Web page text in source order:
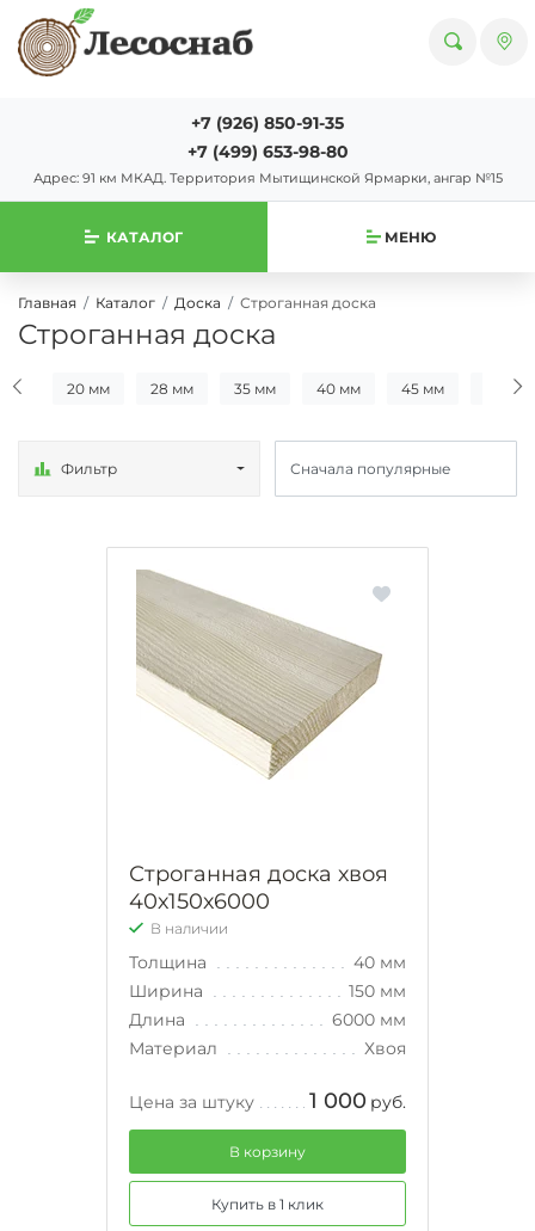
+7 (926) 850-91-35
+7 (499) 653-98-80
Адрес: 91 км МКАД. Территория Мытищинской Ярмарки, ангар №15
КАТАЛОГ МЕНЮ
Главная Каталог Доска Строганная доска
Строганная доска
мм 20 мм 28 мм 35 мм 40 мм 45 мм 50 мм
Фильтр
Строганная доска хвоя
40х150х6000
В наличии
Толщина
40 мм
Ширина
150 мм
Длина
6000 мм
Материал
Хвоя
Цена за штуку 1 000 руб.
В корзину
Купить в 1 клик